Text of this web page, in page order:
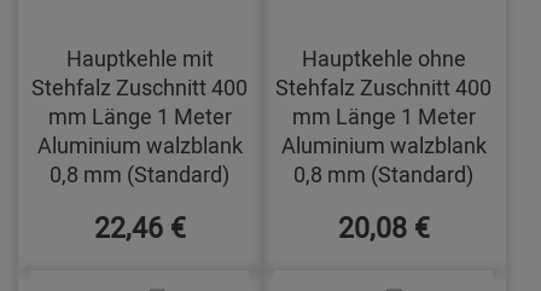
Hauptkehle mit
Stehfalz Zuschnitt 400
mm Länge 1 Meter
Aluminium walzblank
0,8 mm (Standard)
22,46 €
Hauptkehle ohne
Stehfalz Zuschnitt 400
mm Länge 1 Meter
Aluminium walzblank
0,8 mm (Standard)
20,08 €